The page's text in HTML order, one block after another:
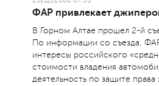
ФАР привлекает
В Горном Алтае прошел 2-й
По информации со съезда,
интересы российского
стоимости владения
деятельность по защите